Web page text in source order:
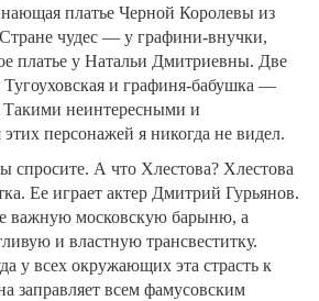
платье Черной Королевы из
чудес — у графини-внучки,
платье у Натальи Дмитриевны. Две
и графиня-бабушка —
неинтересными и
персонажей я никогда не видел.
спросите. А что Хлестова? Хлестова
Ее играет актер Дмитрий Гурьянов.
важную московскую барыню, а
и властную трансвеститку.
у всех окружающих эта страсть к
заправляет всем фамусовским